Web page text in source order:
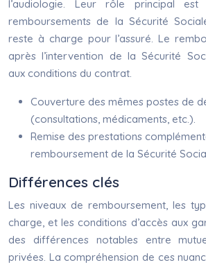
l’audiologie. Leur rôle principal
remboursements de la Sécurité
reste à charge pour l’assuré. Le
après l’intervention de la Sécurité
aux conditions du contrat.
Couverture des mêmes postes de
(consultations, médicaments, etc.).
Remise des prestations
remboursement de la Sécurité
Différences clés
Les niveaux de remboursement, les
charge, et les conditions d’accès aux
des différences notables entre
privées. La compréhension de ces